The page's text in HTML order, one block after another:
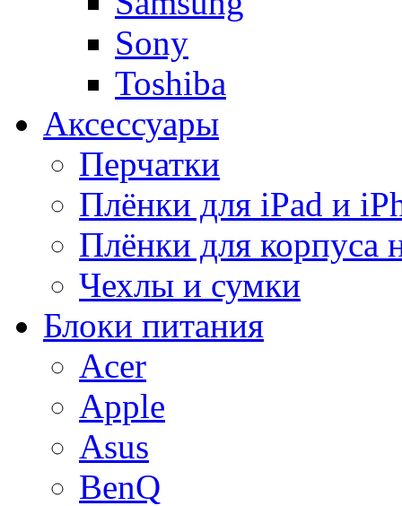
Sony
Toshiba
Аксессуары
Перчатки
Плёнки для iPad и
Плёнки для корпуса
Чехлы и сумки
Блоки питания
Acer
Apple
Asus
BenQ